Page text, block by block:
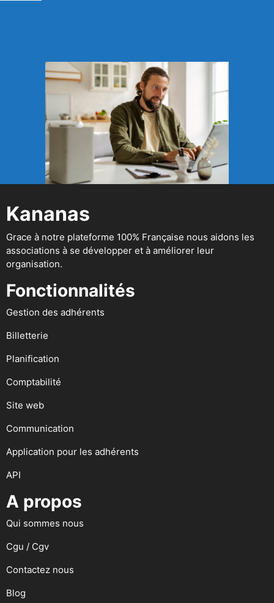
Kananas
Grace à notre plateforme 100% Française nous aidons les
associations à se développer et à améliorer leur
organisation.
Fonctionnalités
Gestion des adhérents
Billetterie
Planification
Comptabilité
Site web
Communication
Application pour les adhérents
API
A propos
Qui sommes nous
Cgu / Cgv
Contactez nous
Blog